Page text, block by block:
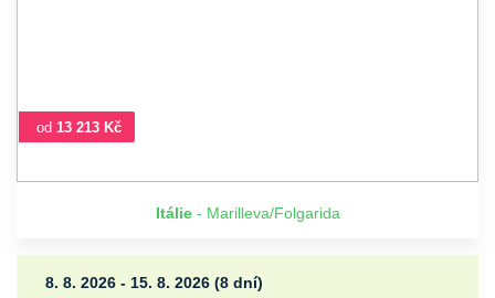
od 13 213 Kč
Itálie- Marilleva/Folgarida
8. 8. 2026 - 15. 8. 2026 (8 dní)